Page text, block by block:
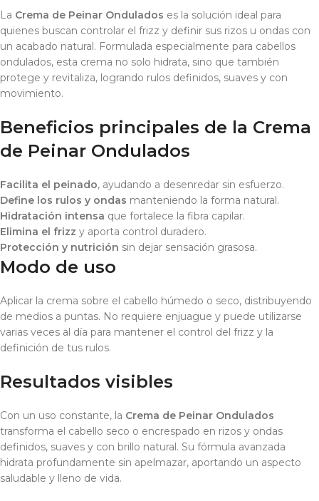
La Crema de Peinar Ondulados es la solución ideal para
quienes buscan controlar el frizz y definir sus rizos u ondas con
un acabado natural. Formulada especialmente para cabellos
ondulados, esta crema no solo hidrata, sino que también
protege y revitaliza, logrando rulos definidos, suaves y con
movimiento.
Beneficios principales de la Crema
de Peinar Ondulados
Facilita el peinado, ayudando a desenredar sin esfuerzo.
Define los rulos y ondas manteniendo la forma natural.
Hidratación intensa que fortalece la fibra capilar.
Elimina el frizz y aporta control duradero.
Protección y nutrición sin dejar sensación grasosa.
Modo de uso
Aplicar la crema sobre el cabello húmedo o seco, distribuyendo
de medios a puntas. No requiere enjuague y puede utilizarse
varias veces al día para mantener el control del frizz y la
definición de tus rulos.
Resultados visibles
Con un uso constante, la Crema de Peinar Ondulados
transforma el cabello seco o encrespado en rizos y ondas
definidos, suaves y con brillo natural. Su fórmula avanzada
hidrata profundamente sin apelmazar, aportando un aspecto
saludable y lleno de vida.